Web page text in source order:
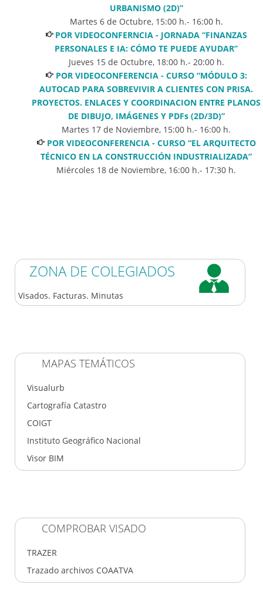
URBANISMO (2D)”
Martes 6 de Octubre, 15:00h.- 16:00h.
POR VIDEOCONFERNCIA - JORNADA “FINANZAS
PERSONALES E IA: CÓMO TE PUEDE AYUDAR”
Jueves 15 de Octubre, 18:00h.- 20:00h.
POR VIDEOCONFERENCIA - CURSO “MÓDULO 3:
AUTOCAD PARA SOBREVIVIR A CLIENTES CON PRISA.
PROYECTOS. ENLACES Y COORDINACION ENTRE PLANOS
DE DIBUJO, IMÁGENES Y PDFs (2D/3D)”
Martes 17 de Noviembre, 15:00 h.- 16:00 h.
POR VIDEOCONFERENCIA - CURSO “EL ARQUITECTO
TÉCNICO EN LA CONSTRUCCIÓN INDUSTRIALIZADA”
Miércoles 18 de Noviembre, 16:00 h.- 17:30 h.
ZONA DE COLEGIADOS
Visados. Facturas. Minutas
MAPAS TEMÁTICOS
Visualurb
Cartografía Catastro
COIGT
Instituto Geográfico Nacional
Visor BIM
COMPROBAR VISADO
TRAZER
Trazado archivos COAATVA